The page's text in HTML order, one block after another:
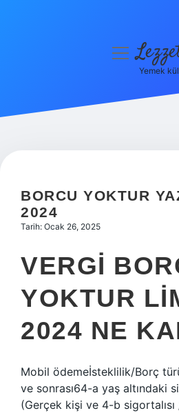
Hakkımızda
menüyü
Yemek
BORCU YOKTUR
2024
Tarih: Ocak 26, 2025
VERGI
YOKTUR
2024 NE
Mobil ödemeİsteklilik/Borç
ve sonrası64-a yaş altındaki
(Gerçek kişi ve 4-b